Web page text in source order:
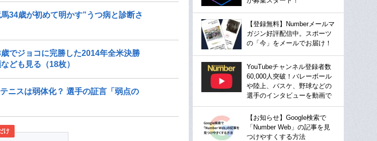
34歳が初めて明かす”うつ病と診断さ
でジョコに完勝した2014年全米決勝
ども見る（18枚）
ニスは弱体化？ 選手の証言「弱点の
け
【登録無料】Numberメールマ
ガジン好評配信中。スポーツ
の「今」をメールでお届け！
YouTubeチャンネル登録者数
60,000人突破！バレーボール
や陸上、バスケ、野球などの
選手のインタビューを動画で
【お知らせ】Google検索で
「Number Web」の記事を見
つけやすくする方法